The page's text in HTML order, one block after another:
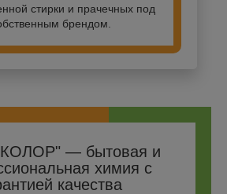
стирки и прачечных под
брендом.
— бытовая и
химия с
качества